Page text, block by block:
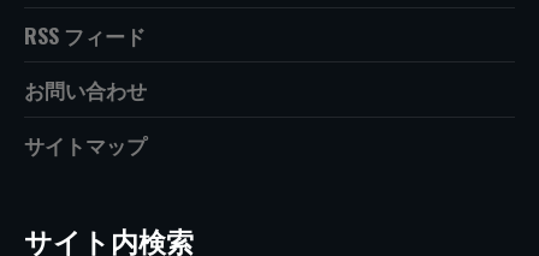
RSS フィード
お問い合わせ
サイトマップ
サイト内検索